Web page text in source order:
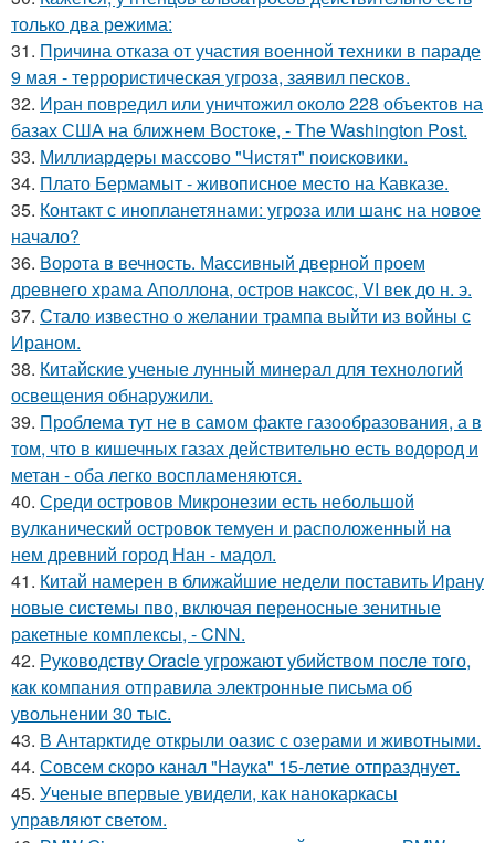
только два режима:
31. Причина отказа от участия военной техники в параде
9 мая - террористическая угроза, заявил песков.
32. Иран повредил или уничтожил около 228 объектов на
базах США на ближнем Востоке, - The Washington Post.
33. Миллиардеры массово "Чистят" поисковики.
34. Плато Бермамыт - живописное место на Кавказе.
35. Контакт с инопланетянами: угроза или шанс на новое
начало?
36. Ворота в вечность. Массивный дверной проем
древнего храма Аполлона, остров наксос, VI век до н. э.
37. Стало известно о желании трампа выйти из войны с
Ираном.
38. Китайские ученые лунный минерал для технологий
освещения обнаружили.
39. Проблема тут не в самом факте газообразования, а в
том, что в кишечных газах действительно есть водород и
метан - оба легко воспламеняются.
40. Среди островов Микронезии есть небольшой
вулканический островок темуен и расположенный на
нем древний город Нан - мадол.
41. Китай намерен в ближайшие недели поставить Ирану
новые системы пво, включая переносные зенитные
ракетные комплексы, - CNN.
42. Руководству Oracle угрожают убийством после того,
как компания отправила электронные письма об
увольнении 30 тыс.
43. В Антарктиде открыли оазис с озерами и животными.
44. Совсем скоро канал "Наука" 15-летие отпразднует.
45. Ученые впервые увидели, как нанокаркасы
управляют светом.